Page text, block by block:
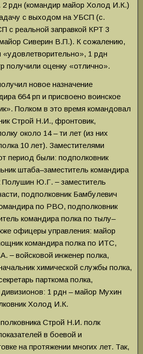
рдн (командир майор Холод И.К.)
с выходом на УБСП (с.
с реальной заправкой КРТ 3
Сиверин В.П.). К сожалению,
«удовлетворительно», 1 рдн
получили оценку «отлично».
новое назначение
664 рп и присвоено воинское
Полком в это время командовал
Строй Н.И., фронтовик,
около 14 – ти лет (из них
10 лет). Заместителями
период были: подполковник
штаба–заместитель командира
Полушин Ю.Г. ‒ заместитель
подполковник Бамбулевич
по РВО, подполковник
командира полка по тылу–
офицеры управления: майор
командира полка по ИТС,
‒ войсковой инженер полка,
химической службы полка,
парткома полка,
1 рдн – майор Мухин
Холод И.К.
Строй Н.И. полк
в боевой и
на протяжении многих лет. Так,